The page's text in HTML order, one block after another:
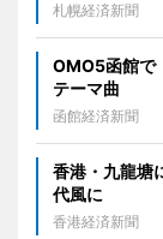
札幌経済新聞
OMO5函館で
テーマ曲
函館経済新聞
香港・九龍塘
代風に
香港経済新聞